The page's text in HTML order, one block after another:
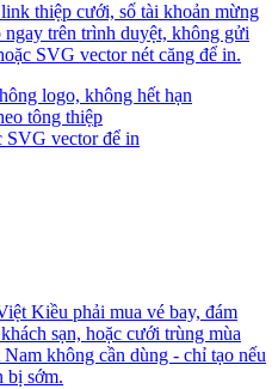
thiệp cưới, số tài khoản mừng
trên trình duyệt, không gửi
SVG vector nét căng để in.
logo, không hết hạn
tông thiệp
SVG vector để in
Kiều phải mua vé bay, đám
sạn, hoặc cưới trùng mùa
không cần dùng - chỉ tạo nếu
bị sớm.